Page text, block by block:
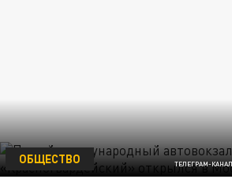
ТЕЛЕГРАМ-
ОБЩЕСТВО